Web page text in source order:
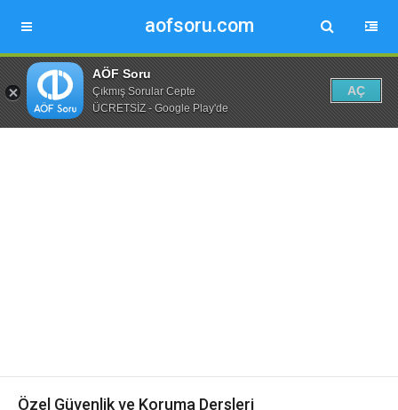
aofsoru.com
AÖF Soru
Çıkmış Sorular Cepte
ÜCRETSİZ - Google Play'de
AÇ
Özel Güvenlik ve Koruma Dersleri